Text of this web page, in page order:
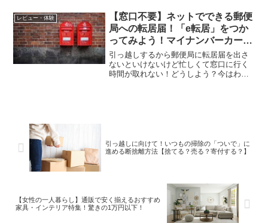
万円お布施...
レビュー・体験
【窓口不要】ネットでできる郵便
局への転居届！「e転居」をつか
ってみよう！マイナンバーカード
が便利！
引っ越しするから郵便局に転居届を出さ
ないといけないけど忙しくて窓口に行く
時間が取れない！どうしよう？今はわざ
引っ越しに向けて！いつもの掃除の「ついで」に
進める断捨離方法【捨てる？売る？寄付する？】
【女性の一人暮らし】通販で安く揃えるおすすめ
家具・インテリア特集！驚きの1万円以下！